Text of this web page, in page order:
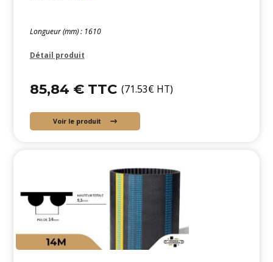
Longueur (mm) : 1610
Détail produit
85,84 € TTC (71.53€ HT)
Voir le produit